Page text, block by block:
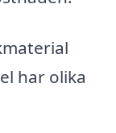
har olika